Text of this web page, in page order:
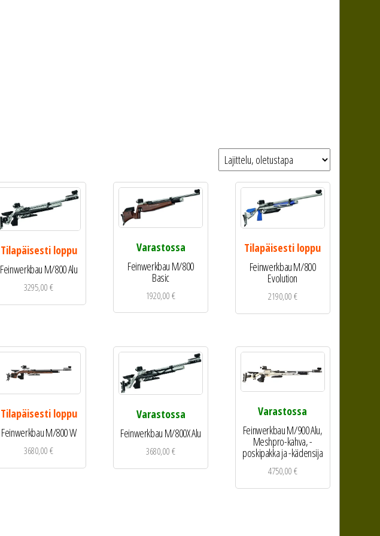
Tilapäisesti loppu
Feinwerkbau M/800 Alu
3295,00€
Varastossa
Feinwerkbau M/800
Basic
1920,00€
Tilapäisesti loppu
Feinwerkbau M/800
Evolution
2190,00€
Tilapäisesti loppu
Feinwerkbau M/800 W
3680,00€
Varastossa
Feinwerkbau M/800X Alu
3680,00€
Varastossa
Feinwerkbau M/900 Alu,
Meshpro-kahva, -
poskipakka ja -kädensija
4750,00€